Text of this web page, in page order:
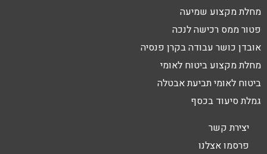
מחלת מקצוע שמיעה
פטור ממס רכישה לנכה
אובדן כושר עבודה בקרן פנסיה
מחלת מקצוע ביטוח לאומי
ביטוח לאומי תביעת אבטלה
גמלת סיעוד בכסף
יצירת קשר
פרסמו אצלנו